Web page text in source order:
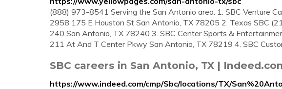
(888) 973-8541 Serving the San Antonio area. 1. SBC Venture
2958 175 E Houston St San Antonio, TX 78205 2. Texas SBC
240 San Antonio, TX 78240 3. SBC Center Sports &
211 At And T Center Pkwy San Antonio, TX 78219 4. SBC
SBC careers in San Antonio, TX |
https://www.indeed.com/cmp/Sbc/locations/TX/